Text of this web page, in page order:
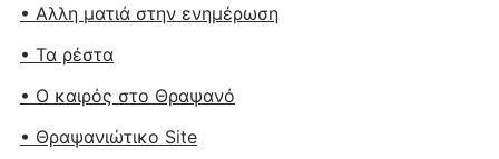
• Αλλη ματιά στην ενημέρωση
• Τα ρέστα
• Ο καιρός στο Θραψανό
• Θραψανιώτικο Site